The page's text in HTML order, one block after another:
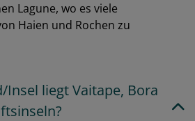
Lagune, wo es viele
Haien und Rochen zu
Insel liegt Vaitape, Bora